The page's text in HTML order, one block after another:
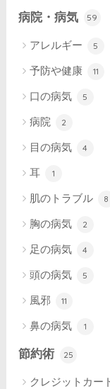
病院・病気 59
アレルギー 5
予防や健康 11
口の病気 5
病院 2
目の病気 4
耳 1
肌のトラブル 8
胸の病気 2
足の病気 4
頭の病気 5
風邪 11
鼻の病気 1
節約術 25
クレジットカー